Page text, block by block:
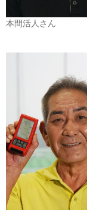
本間活人さん